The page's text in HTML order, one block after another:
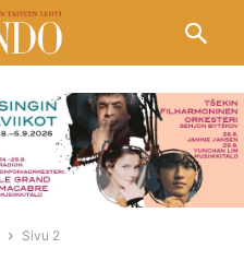
Sivu 2